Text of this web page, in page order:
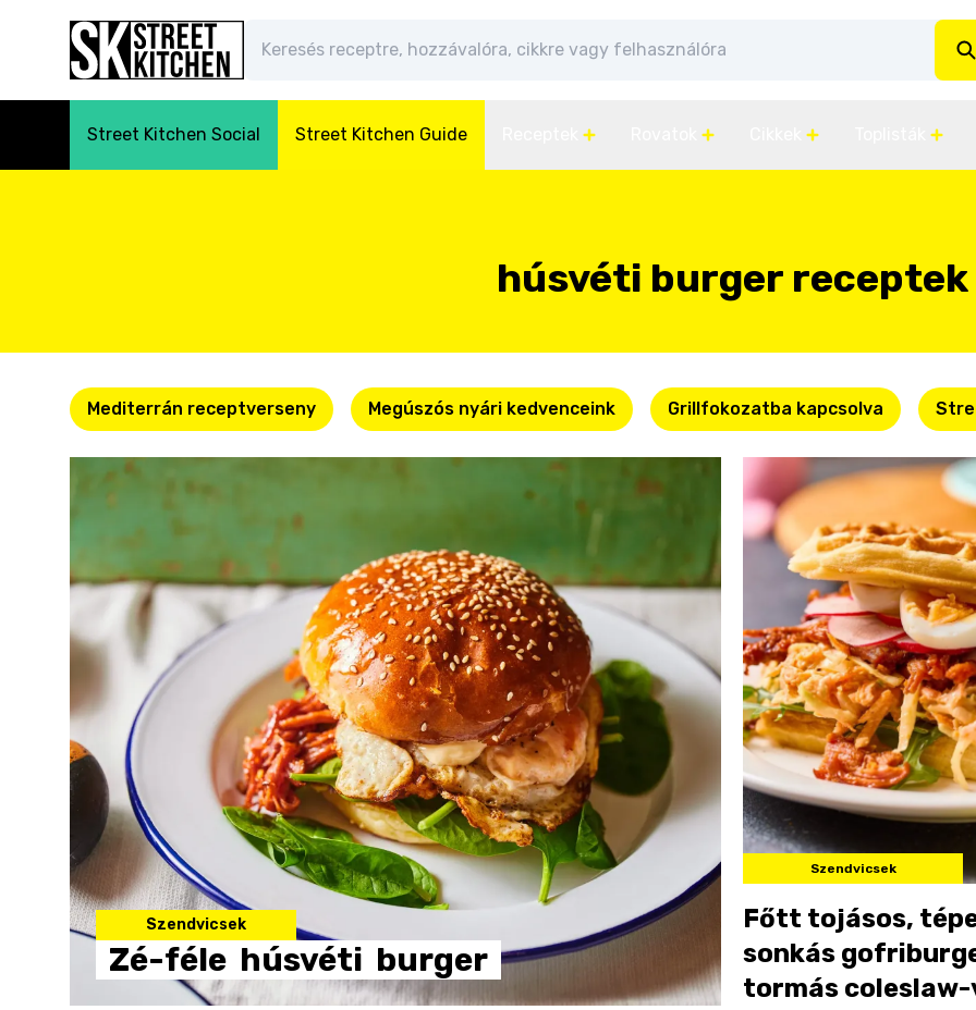
Street Kitchen Social Street Kitchen Guide
húsvéti burger receptek
Mediterrán receptverseny Megúszós nyári kedvenceink Grillfokozatba kapcsolva
Szendvicsek
Zé-féle húsvéti burger
Szendvicsek
Főtt tojásos,
sonkás
tormás